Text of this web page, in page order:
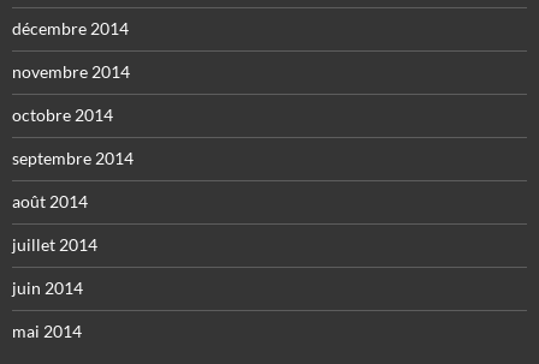
décembre 2014
novembre 2014
octobre 2014
septembre 2014
août 2014
juillet 2014
juin 2014
mai 2014